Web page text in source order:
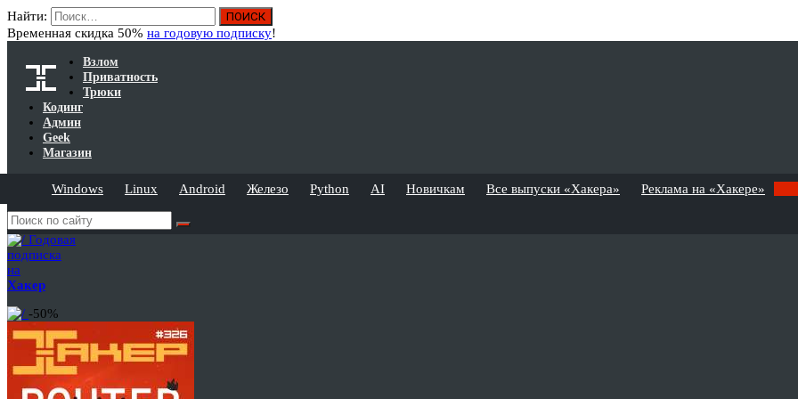
Найти:
Временная скидка 50% на годовую подписку!
Взлом
Приватность
Трюки
Кодинг
Админ
Geek
Магазин
Windows Linux Android Железо Python AI Новичкам Все выпуски «Хакера» Реклама на «Хакере»
Годовая
подписка
на
Хакер
-50%